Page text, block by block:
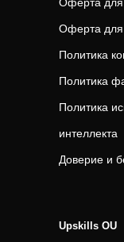
Оферта для
Политика
Политика
Политика
интеллекта
Доверие и
Upskills OU